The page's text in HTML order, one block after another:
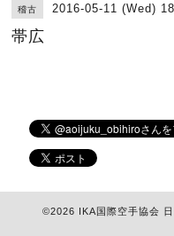
稽古 2016-05-11 (Wed)
帯広
©2026 IKA国際空手協会